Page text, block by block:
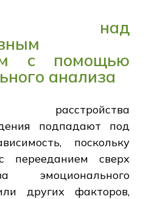
над
с помощью
анализа
расстройства
подпадают под
поскольку
перееданием сверх
эмоционального
других факторов,